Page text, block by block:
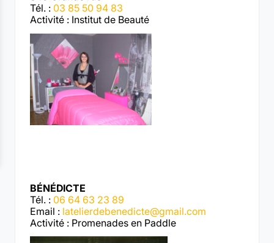
Tél. : 03 85 50 94 83
Activité : Institut de Beauté
BÉNÉDICTE
Tél. : 06 64 63 23 89
Email : latelierdebenedicte@gmail.com
Activité : Promenades en Paddle